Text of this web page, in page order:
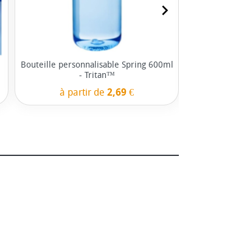
Bouteille personnalisable Spring 600ml
- Tritan™
à partir de 2,69 €
navigate_next